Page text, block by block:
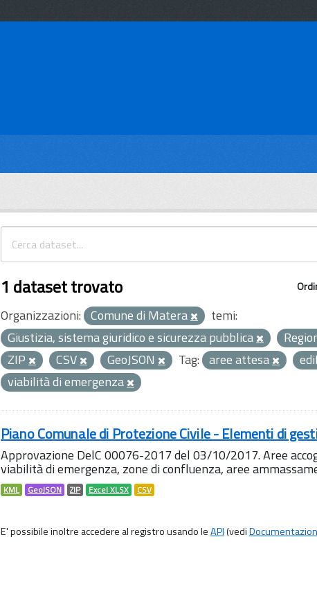
1 dataset trovato
Organizzazioni: Comune di Matera
temi:
Giustizia, sistema giuridico e sicurezza pubblica
ZIP
CSV GeoJSON Tag: aree attesa
viabilità di emergenza
Piano Comunale di Protezione Civile - Elementi di
Approvazione DelC 00076-2017 del 03/10/2017. Aree
viabilità di emergenza, zone di confluenza, aree
KML GeoJSON ZIP Excel XLSX CSV
E' possibile inoltre accedere al registro usando leAPI(vedi